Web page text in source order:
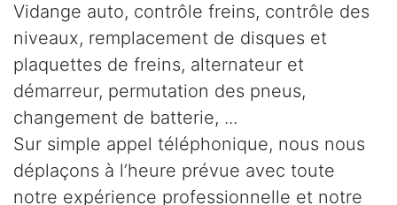
Vidange auto, contrôle freins, contrôle des
niveaux, remplacement de disques et
plaquettes de freins, alternateur et
démarreur, permutation des pneus,
changement de batterie, ...
Sur simple appel téléphonique, nous nous
déplaçons à l’heure prévue avec toute
notre expérience professionnelle et notre